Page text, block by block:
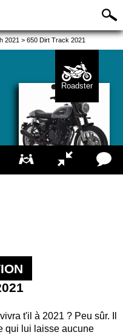
2021 > 650 Dirt Track 2021
Roadster
t'il à 2021 ? Peu sûr. Il
qui lui laisse aucune